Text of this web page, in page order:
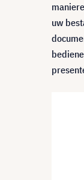
uw